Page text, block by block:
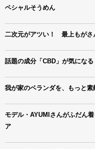
ペシャルそうめん
二次元がアツい！ 最上もがさ
話題の成分「CBD」が気にな
我が家のベランダを、もっと
モデル・AYUMIさんがふだん
ア